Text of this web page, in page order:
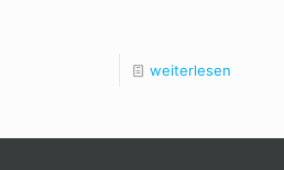
weiterlesen